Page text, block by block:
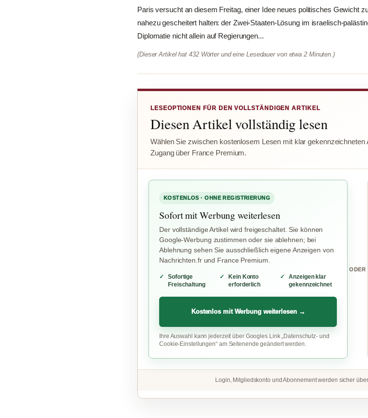
Paris versucht an diesem Freitag, einer Idee neues politisches Gewicht
nahezu gescheitert halten: der Zwei-Staaten-Lösung im israelisch-
Diplomatie nicht allein auf Regierungen...
(Dieser Artikel hat 432 Wörter und eine Lesedauer von etwa 2 Minuten.)
LESEOPTIONEN FÜR DEN VOLLSTÄNDIGEN ARTIKEL
Diesen Artikel vollständig lesen
Wählen Sie zwischen kostenlosem Lesen mit klar gekennzeichneten
Zugang über France Premium.
KOSTENLOS · OHNE REGISTRIERUNG
Sofort mit Werbung weiterlesen
Der vollständige Artikel wird freigeschaltet. Sie können
Google-Werbung zustimmen oder sie ablehnen; bei
Ablehnung sehen Sie ausschließlich eigene Anzeigen von
Nachrichten.fr und France Premium.
Sofortige
Freischaltung
Kein Konto
erforderlich
Anzeigen klar
gekennzeichnet
Kostenlos mit Werbung weiterlesen →
Ihre Auswahl kann jederzeit über Googles Link „Datenschutz- und
Cookie-Einstellungen“ am Seitenende geändert werden.
ODER
Login, Mitgliedskonto und Abonnement werden sicher